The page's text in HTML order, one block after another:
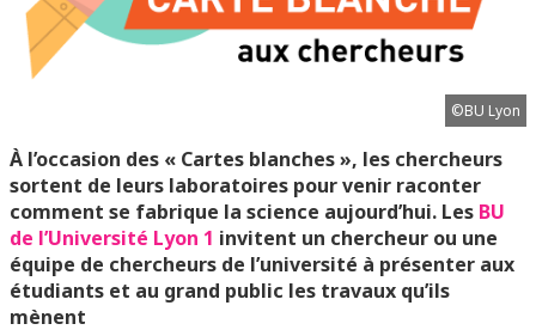
©BU Lyon
À l’occasion des « Cartes blanches », les chercheurs
sortent de leurs laboratoires pour venir raconter
comment se fabrique la science aujourd’hui. Les BU
de l’Université Lyon 1 invitent un chercheur ou une
équipe de chercheurs de l’université à présenter aux
étudiants et au grand public les travaux qu’ils
mènent